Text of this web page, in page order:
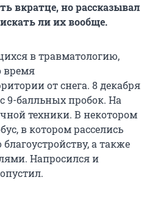
вкратце, но рассказывал
ли их вообще.
в травматологию,
время
от снега. 8 декабря
9-балльных пробок. На
техники. В некотором
в котором расселись
а также
Напросился и